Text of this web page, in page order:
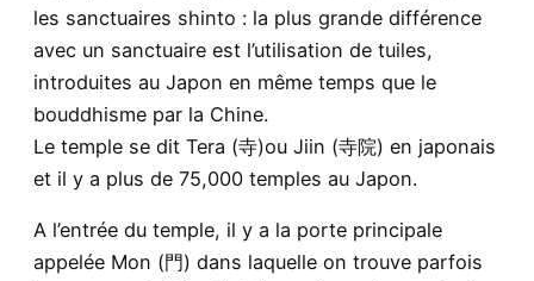
les sanctuaires shinto : la plus grande différence
avec un sanctuaire est l’utilisation de tuiles,
introduites au Japon en même temps que le
bouddhisme par la Chine.
Le temple se dit Tera (寺)ou Jiin (寺院) en japonais
et il y a plus de 75,000 temples au Japon.
A l’entrée du temple, il y a la porte principale
appelée Mon (門) dans laquelle on trouve parfois